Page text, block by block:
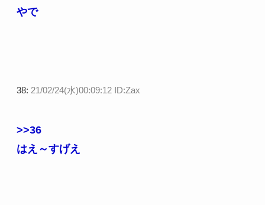
やで
38: 21/02/24(水)00:09:12 ID:Zax
>>36
はえ～すげえ